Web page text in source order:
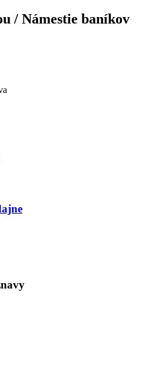
/ Námestie baníkov